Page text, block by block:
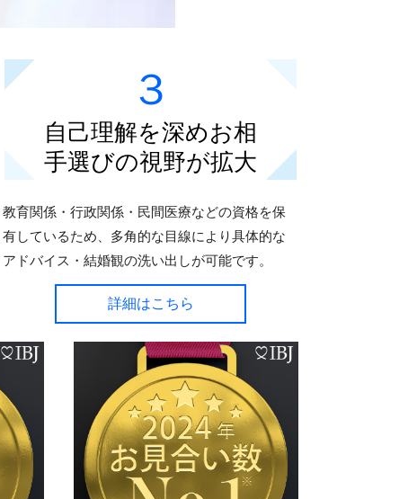
３
自己理解を深めお相
手選びの視野が拡大
教育関係・行政関係・民間医療などの資格を保
有しているため、多角的な目線により具体的な
アドバイス・結婚観の洗い出しが可能です。
詳細はこちら